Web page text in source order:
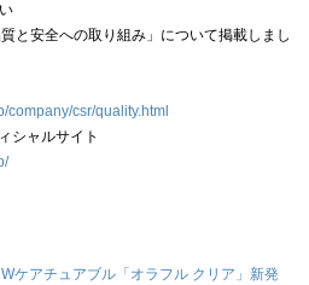
と安全への取り組み」について掲載しまし
company/csr/quality.html
シャルサイト
ケアチュアブル「オラフル クリア」新発